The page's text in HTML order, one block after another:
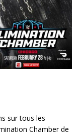
sur tous les
Chamber de